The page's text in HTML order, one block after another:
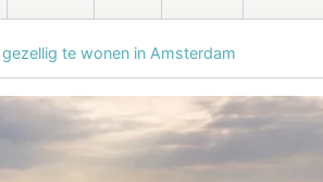
te wonen in Amsterdam